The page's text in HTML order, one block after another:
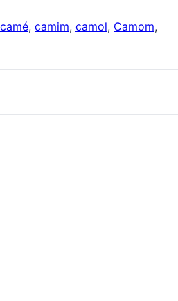
camé, camim, camol, Camom,